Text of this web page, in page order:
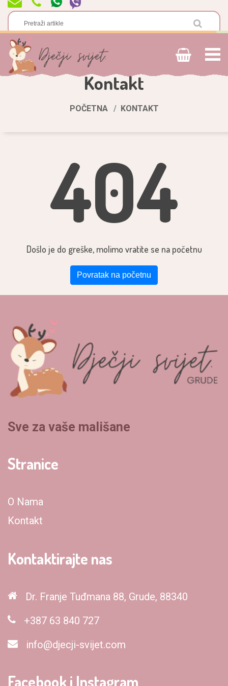
Kontakt
POČETNA KONTAKT
404
Došlo je do greške, molimo vratite se na početnu
Povratak na početnu
Sve za vaše mališane
Stranice
O Nama
Kontakt
Kontaktirajte nas
Dr. Franje Tuđmana 88, Grude, 88340
+387 63 840 727
info@djecji-svijet.com
Facebook i Instagram